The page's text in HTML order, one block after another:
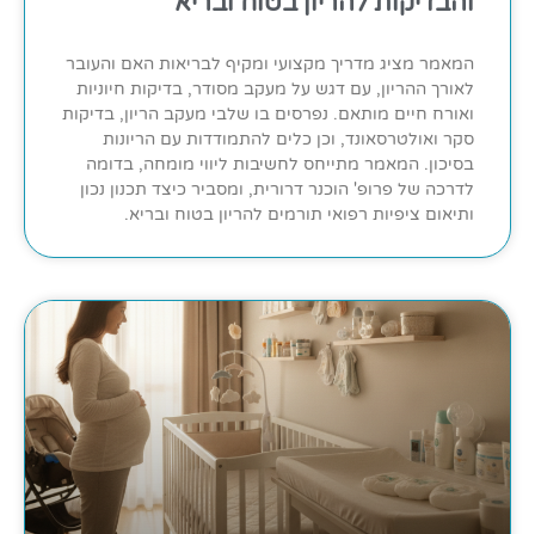
המאמר מציג מדריך מקצועי ומקיף לבריאות האם והעובר
לאורך ההריון, עם דגש על מעקב מסודר, בדיקות חיוניות
ואורח חיים מותאם. נפרסים בו שלבי מעקב הריון, בדיקות
סקר ואולטרסאונד, וכן כלים להתמודדות עם הריונות
בסיכון. המאמר מתייחס לחשיבות ליווי מומחה, בדומה
לדרכה של פרופ' הוכנר דרורית, ומסביר כיצד תכנון נכון
ותיאום ציפיות רפואי תורמים להריון בטוח ובריא.